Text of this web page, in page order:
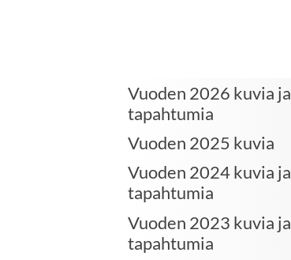
Vuoden 2026 kuvia ja
tapahtumia
Vuoden 2025 kuvia
Vuoden 2024 kuvia ja
tapahtumia
Vuoden 2023 kuvia ja
tapahtumia